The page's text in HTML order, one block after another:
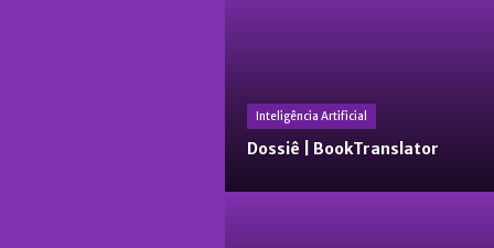
Inteligência Artificial
Dossiê | BookTranslator